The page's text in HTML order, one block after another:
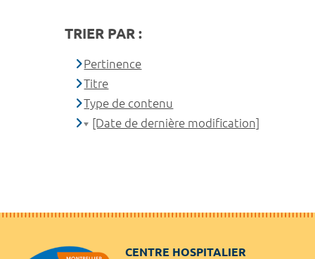
TRIER PAR :
Pertinence
Titre
Type de contenu
[Date de dernière modification]
CENTRE HOSPITALIER